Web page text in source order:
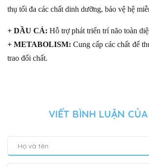
thụ tối đa các chất dinh dưỡng, bảo vệ hệ
+ DẦU CÁ: Hỗ trợ phát triển trí não toàn
+ METABOLISM:Cung cấp các chất để
trao đổi chất.
VIẾT BÌNH LUẬN